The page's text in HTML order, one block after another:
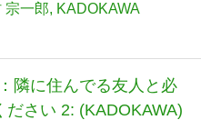
宗一郎 KADOKAWA
隣に住んでる友人と必
ださい 2: (KADOKAWA)